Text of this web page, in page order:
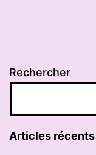
Rechercher
Articles récents